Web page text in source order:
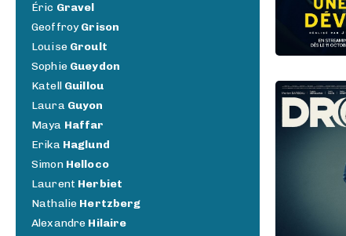
Éric Gravel
GeoffroyGrison
Louise Groult
Sophie Gueydon
Katell Guillou
Laura Guyon
Maya Haffar
Erika Haglund
Simon Helloco
Laurent Herbiet
Nathalie Hertzberg
Alexandre Hilaire